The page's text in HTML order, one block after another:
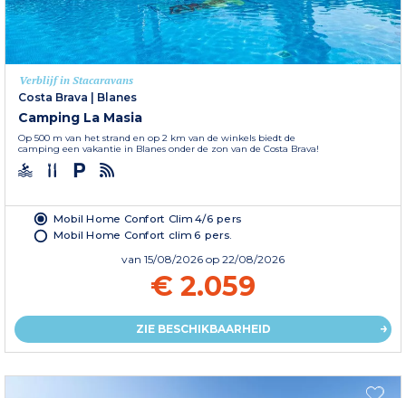
Verblijf in Stacaravans
Costa Brava
Blanes
Camping La Masia
Op 500 m van het strand en op 2 km van de winkels biedt de
camping een vakantie in Blanes onder de zon van de Costa Brava!
Mobil Home Confort Clim 4/6 pers
Mobil Home Confort clim 6 pers.
van 15/08/2026 op 22/08/2026
€ 2.059
ZIE BESCHIKBAARHEID